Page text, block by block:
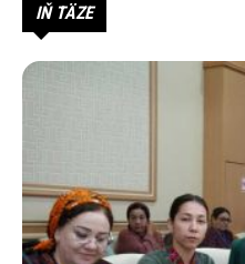
IŇ TÄZE